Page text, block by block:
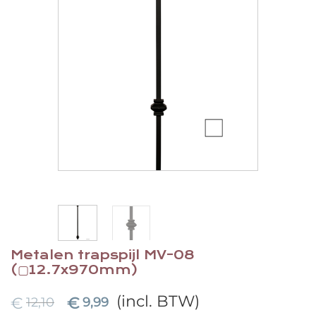
Metalen trapspijl MV-08
(▢12.7x970mm)
€ 12,10 € 9,99 (incl. BTW)